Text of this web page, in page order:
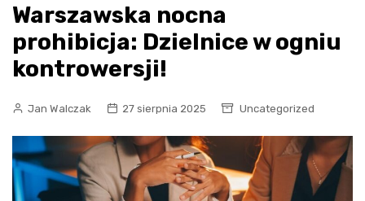
Warszawska nocna
prohibicja: Dzielnice w ogniu
kontrowersji!
Jan Walczak 27 sierpnia 2025 Uncategorized